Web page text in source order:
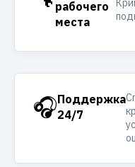
рабочего
места
🎧Поддержка
24/7